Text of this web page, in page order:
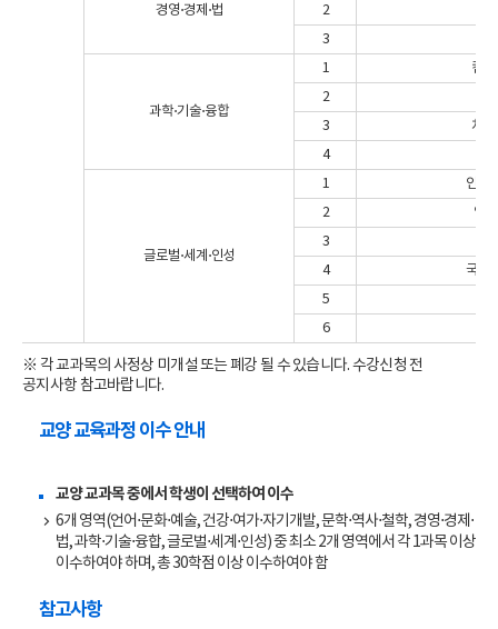
경영⋅경제⋅법
2
3
과학⋅기술⋅융합
1
컴
2
3
처
4
글로벌⋅세계⋅인성
1
인성
2
역
3
4
국제
5
6
※ 각 교과목의 사정상 미개설 또는 폐강 될 수 있습니다. 수강신청 전
공지사항 참고바랍니다.
교양 교육과정 이수 안내
교양 교과목 중에서 학생이 선택하여 이수
6개 영역(언어⋅문화⋅예술, 건강⋅여가⋅자기개발, 문학⋅역사⋅철학, 경영⋅경제⋅
법, 과학⋅기술⋅융합, 글로벌⋅세계⋅인성) 중 최소 2개 영역에서 각 1과목 이상
이수하여야 하며, 총 30학점 이상 이수하여야 함
참고사항